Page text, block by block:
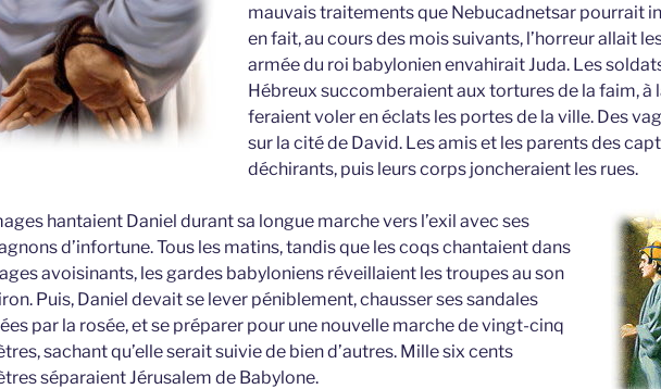
mauvais traitements que Nebucadnetsar pourrait
en fait, au cours des mois suivants, l’horreur allait
armée du roi babylonien envahirait Juda. Les
Hébreux succomberaient aux tortures de la faim, à
feraient voler en éclats les portes de la ville. Des
sur la cité de David. Les amis et les parents des
déchirants, puis leurs corps joncheraient les rues.
hantaient Daniel durant sa longue marche vers l’exil avec ses
d’infortune. Tous les matins, tandis que les coqs chantaient dans
avoisinants, les gardes babyloniens réveillaient les troupes au son
Puis, Daniel devait se lever péniblement, chausser ses sandales
par la rosée, et se préparer pour une nouvelle marche de vingt-cinq
sachant qu’elle serait suivie de bien d’autres. Mille six cents
séparaient Jérusalem de Babylone.